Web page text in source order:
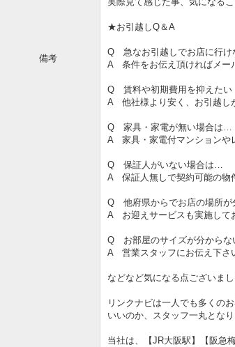
備考
★お引越しQ＆A
Q 急なお引越しでお店に行け
A 条件をお伝え頂ければメー
Q 賃料や初期費用を抑えたい
A 他社様より安く、お引越し
Q 家具・家電が無い場合は…
A 家具・家電付マンションや
Q 保証人がいない場合は…
A 保証人無しで契約可能の物
Q 他府県からでお店の場所
A お迎えサービスも実施して
Q お部屋のサイズが分から
A 営業スタッフにお伝え下さ
などなど気になる点ございま
リンクナビは一人でも多くの
いいのか、スタッフ一丸とな
当社は、【JR大阪駅】【阪急